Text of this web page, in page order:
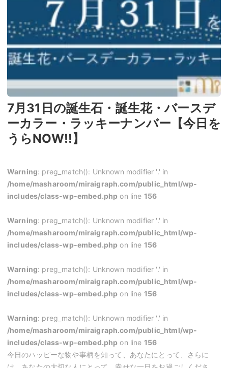
7月31日の誕生石・誕生花・バースデ
ーカラー・ラッキーナンバー【今日を
うらNOW!!】
Warning: preg_match(): Unknown modifier '.' in
/home/masharoom/miraigraph.com/public_html/wp-
includes/class-wp-embed.php on line 156
Warning: preg_match(): Unknown modifier '.' in
/home/masharoom/miraigraph.com/public_html/wp-
includes/class-wp-embed.php on line 156
Warning: preg_match(): Unknown modifier '.' in
/home/masharoom/miraigraph.com/public_html/wp-
includes/class-wp-embed.php on line 156
Warning: preg_match(): Unknown modifier '.' in
/home/masharoom/miraigraph.com/public_html/wp-
includes/class-wp-embed.php on line 156
今日のハッピーな物や事柄を知って、あなたにとって、さらに